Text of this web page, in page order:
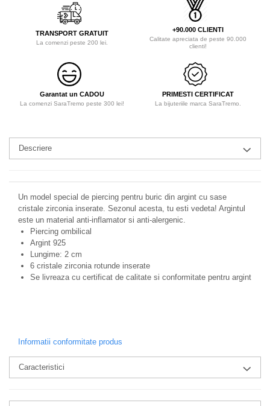
TRANSPORT GRATUIT
La comenzi peste 200 lei.
+90.000 CLIENTI
Calitate apreciata de peste 90.000
clienti!
Garantat un CADOU
La comenzi SaraTremo peste 300 lei!
PRIMESTI CERTIFICAT
La bijuteriile marca SaraTremo.
Descriere
Un model special de piercing pentru buric din argint cu sase
cristale zirconia inserate. Sezonul acesta, tu esti vedeta! Argintul
este un material anti-inflamator si anti-alergenic.
Piercing ombilical
Argint 925
Lungime: 2 cm
6 cristale zirconia rotunde inserate
Se livreaza cu certificat de calitate si conformitate pentru argint
Informatii conformitate produs
Caracteristici